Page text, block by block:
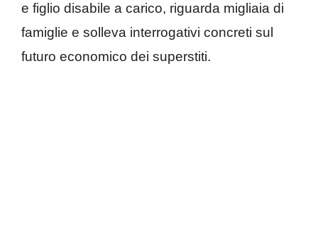
e figlio disabile a carico, riguarda migliaia di
famiglie e solleva interrogativi concreti sul
futuro economico dei superstiti.